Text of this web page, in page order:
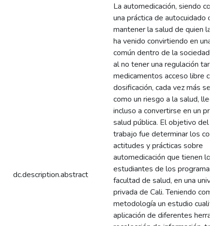
dc.description.abstract
La automedicación, siendo
una práctica de autocuidado
mantener la salud de quien la
ha venido convirtiendo en una
común dentro de la sociedad
al no tener una regulación
medicamentos acceso libre
dosificación, cada vez más se
como un riesgo a la salud,
incluso a convertirse en un
salud pública. El objetivo del
trabajo fue determinar los
actitudes y prácticas sobre
automedicación que tienen los
estudiantes de los programas
facultad de salud, en una
privada de Cali. Teniendo como
metodología un estudio
aplicación de diferentes